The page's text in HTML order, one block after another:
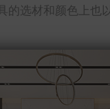
选材和颜色上也